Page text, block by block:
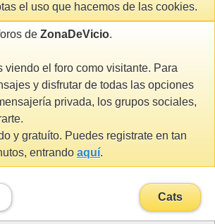
el uso que hacemos de las cookies.
de ZonaDeVicio.
viendo el foro como visitante. Para
y disfrutar de todas las opciones
privada, los grupos sociales,
y gratuíto. Puedes registrate en tan
entrando aquí.
Cats